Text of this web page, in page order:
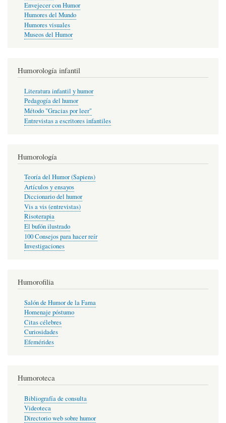
Envejecer con Humor
Humores del Mundo
Humores visuales
Museos del Humor
Humorología infantil
Literatura infantil y humor
Pedagogía del humor
Método "Gracias por leer"
Entrevistas a escritores infantiles
Humorología
Teoría del Humor (Sapiens)
Artículos y ensayos
Diccionario del humor
Vis a vis (entrevistas)
Risoterapia
El bufón ilustrado
100 Consejos para hacer reír
Investigaciones
Humorofilia
Salón de Humor de la Fama
Homenaje póstumo
Citas célebres
Curiosidades
Efemérides
Humoroteca
Bibliografía de consulta
Videoteca
Directorio web sobre humor